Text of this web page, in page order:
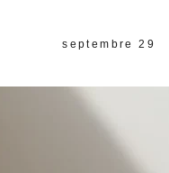
septembre 29